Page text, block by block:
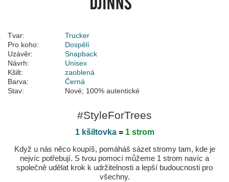
Tvar:
Trucker
Pro koho:
Dospělí
Uzávěr:
Snapback
Návrh:
Unisex
Kšilt:
zaoblená
Barva:
Černá
Stav:
Nové; 100% autentické
#StyleForTrees
1 kšiltovka= 1 strom
Když u nás něco koupíš, pomáháš sázet stromy tam, kde je
nejvíc potřebují. S tvou pomocí můžeme 1 strom navíc a
společně udělat krok k udržitelnosti a lepší budoucnosti pro
všechny.